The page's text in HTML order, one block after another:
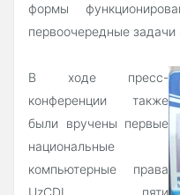
формы
первоочередные задачи
В ходе пресс-
конференции также
были вручены первые
национальные
компьютерные права